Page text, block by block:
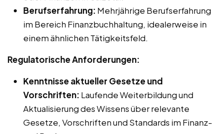
Berufserfahrung: Mehrjährige Berufserfahrung
im Bereich Finanzbuchhaltung, idealerweise in
einem ähnlichen Tätigkeitsfeld.
Regulatorische Anforderungen:
Kenntnisse aktueller Gesetze und
Vorschriften: Laufende Weiterbildung und
Aktualisierung des Wissens über relevante
Gesetze, Vorschriften und Standards im Finanz-